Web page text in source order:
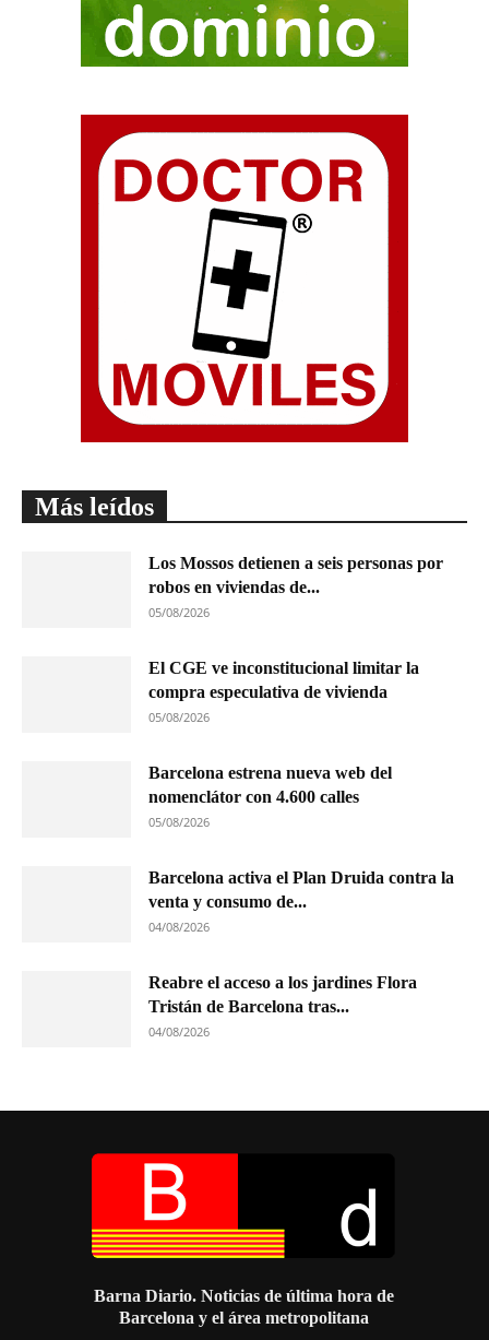
Más leídos
Los Mossos detienen a seis personas por
robos en viviendas de...
05/08/2026
El CGE ve inconstitucional limitar la
compra especulativa de vivienda
05/08/2026
Barcelona estrena nueva web del
nomenclátor con 4.600 calles
05/08/2026
Barcelona activa el Plan Druida contra la
venta y consumo de...
04/08/2026
Reabre el acceso a los jardines Flora
Tristán de Barcelona tras...
04/08/2026
Barna Diario. Noticias de última hora de
Barcelona y el área metropolitana